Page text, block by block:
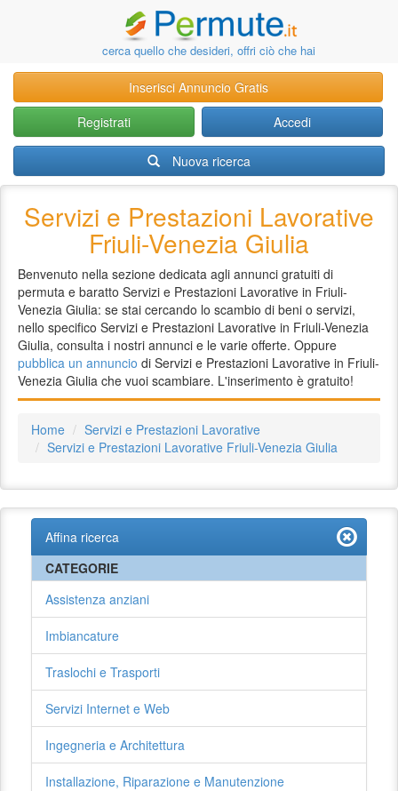
cerca quello che desideri, offri ciò che hai
Inserisci Annuncio Gratis
Registrati
Accedi
Nuova ricerca
Servizi e Prestazioni Lavorative
Friuli-Venezia Giulia
Benvenuto nella sezione dedicata agli annunci gratuiti di
permuta e baratto Servizi e Prestazioni Lavorative in Friuli-
Venezia Giulia: se stai cercando lo scambio di beni o servizi,
nello specifico Servizi e Prestazioni Lavorative in Friuli-Venezia
Giulia, consulta i nostri annunci e le varie offerte. Oppure
pubblica un annuncio di Servizi e Prestazioni Lavorative in Friuli-
Venezia Giulia che vuoi scambiare. L'inserimento è gratuito!
Home
Servizi e Prestazioni Lavorative
Servizi e Prestazioni Lavorative Friuli-Venezia Giulia
Affina ricerca
CATEGORIE
Assistenza anziani
Imbiancature
Traslochi e Trasporti
Servizi Internet e Web
Ingegneria e Architettura
Installazione, Riparazione e Manutenzione